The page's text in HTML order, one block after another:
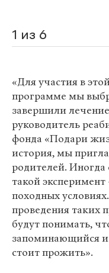
1 из 6
«Для участия в
программе мы
завершили
руководитель
фонда «Подари
история, мы
родителей. Иногда
такой
походных
проведения таких
будут понимать,
запоминающийся
стоит прожить».